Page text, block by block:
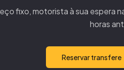
fixo, motorista à sua espera
horas
Reservar transfere